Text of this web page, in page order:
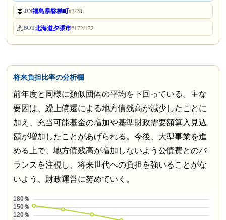
⏬DN福島県磐梯町#3/28
⚓BOT北海道夕張市#172/172
将来負担比率の分析欄
前年度と同様に類似団体の平均を下回っている。主な
要因は、繰上償還による地方債残高が減少したことに
加え、充当可能基金の増加や基準財政需要額算入見込
額が増加したことがあげられる。今後、大型事業を進
める上で、地方債残高が増加しないよう公債費とのバ
ランスを注視し、将来世代への負担を強いることがな
いよう、財政運営に努めていく。